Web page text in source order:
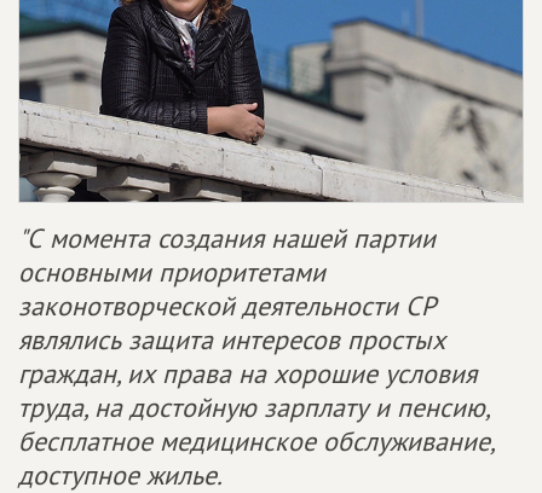
"С момента создания нашей партии
основными приоритетами
законотворческой деятельности СР
являлись защита интересов простых
граждан, их права на хорошие условия
труда, на достойную зарплату и пенсию,
бесплатное медицинское обслуживание,
доступное жилье.